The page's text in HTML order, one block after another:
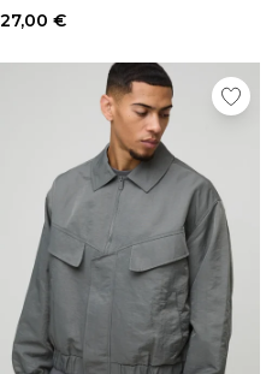
Sleeve
27,00 €